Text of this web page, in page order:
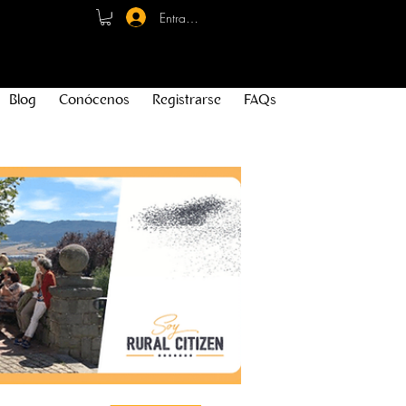
Entrar - Registro
Blog Conócenos Registrarse FAQs